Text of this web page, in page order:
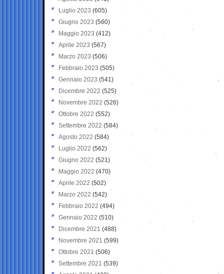
Luglio 2023 (605)
Giugno 2023 (560)
Maggio 2023 (412)
Aprile 2023 (567)
Marzo 2023 (506)
Febbraio 2023 (505)
Gennaio 2023 (541)
Dicembre 2022 (525)
Novembre 2022 (526)
Ottobre 2022 (552)
Settembre 2022 (584)
Agosto 2022 (584)
Luglio 2022 (562)
Giugno 2022 (521)
Maggio 2022 (470)
Aprile 2022 (502)
Marzo 2022 (542)
Febbraio 2022 (494)
Gennaio 2022 (510)
Dicembre 2021 (488)
Novembre 2021 (599)
Ottobre 2021 (506)
Settembre 2021 (539)